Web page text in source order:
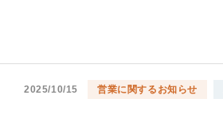
2025/10/15 営業に関するお知らせ